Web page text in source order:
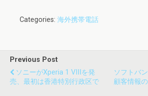
Categories: 海外携帯電話
Previous Post
ソニーがXperia 1 VIIIを発
売、最初は香港特別行政区で
ソフトバ
顧客情報